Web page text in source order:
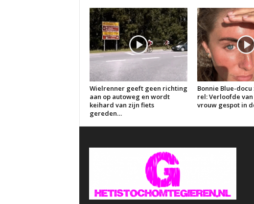
Wielrenner geeft geen richting
aan op autoweg en wordt
keihard van zijn fiets
gereden…
Bonnie Blue-
rel: Verloofde
vrouw gespot in